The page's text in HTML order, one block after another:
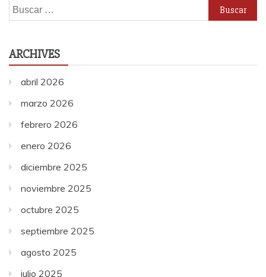
Buscar:
ARCHIVES
abril 2026
marzo 2026
febrero 2026
enero 2026
diciembre 2025
noviembre 2025
octubre 2025
septiembre 2025
agosto 2025
julio 2025